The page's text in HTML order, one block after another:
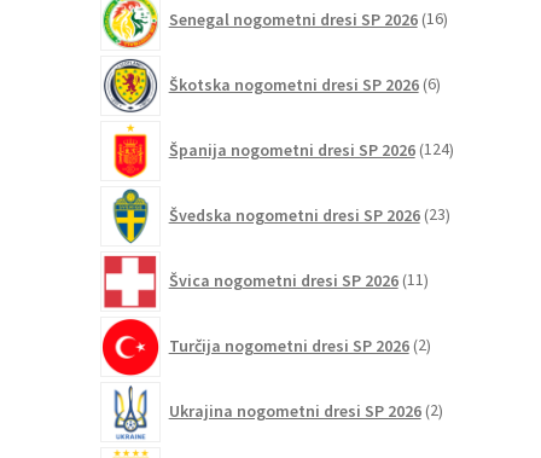
Senegal nogometni dresi SP 2026 16izdelkov
Škotska nogometni dresi SP 2026 6izdelkov
Španija nogometni dresi SP 2026 124izdelkov
Švedska nogometni dresi SP 2026 23izdelkov
Švica nogometni dresi SP 2026 11izdelkov
Turčija nogometni dresi SP 2026 2izdelka
Ukrajina nogometni dresi SP 2026 2izdelka